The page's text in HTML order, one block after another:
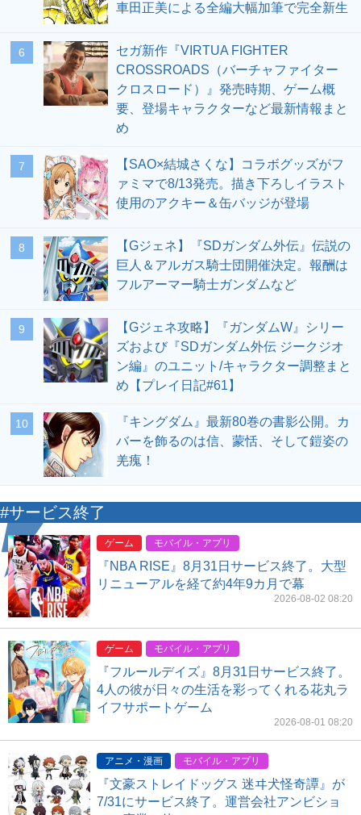
車田正美による全編大幅加筆で完全新生
6
セガ新作『VIRTUA FIGHTER
CROSSROADS（バーチャファイター
クロスロード）』発売時期、ゲーム概
要、登場キャラクターなど最新情報まと
め
7
【SAO×結城さくな】コラボグッズがフ
ァミマで8/13発売。描き下ろしイラスト
使用のアクキー＆缶バッジが登場
8
【Gジェネ】『SDガンダム外伝』伝説の
巨人＆アルガス騎士団開催決定。報酬は
フルアーマー騎士ガンダムなど
9
【Gジェネ攻略】『ガンダムW』シリー
ズおよび『SDガンダム外伝 ジークジオ
ン編』のユニット/キャラクター調整まと
め【プレイ日記#61】
10
『キングダム』最新80巻の書影公開。カ
バーを飾るのは信、蒙恬、そして鎧姿の
羌瘣！
#サービス終了
ゲーム モバイル・アプリ
『NBA RISE』8月31日サービス終了。大型
リニューアルを経て約4年9カ月で幕
2026-08-02 08:20
ゲーム モバイル・アプリ
『フルールデイズ』8月31日サービス終了。
4人の彼が日々の生活を彩ってくれる花丸ラ
イフサポートゲーム
2026-08-01 08:20
アニメ・漫画 モバイル・アプリ
『文豪ストレイドッグス 迷ヰ犬怪奇譚』が
7/31にサービス終了。運営会社アンビショ